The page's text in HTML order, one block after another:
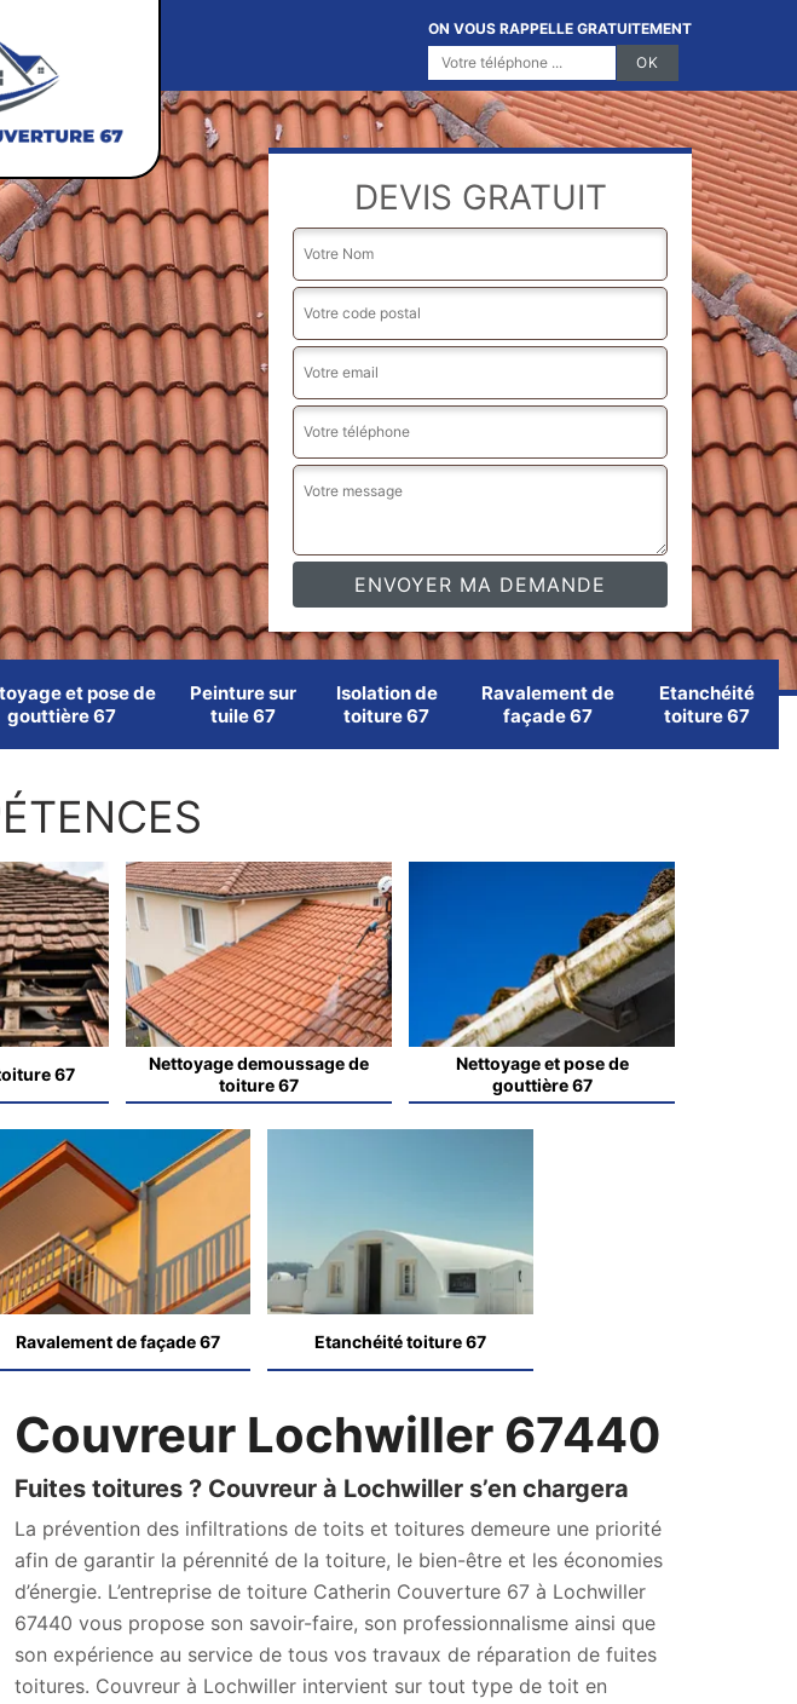
ON VOUS RAPPELLE GRATUITEMENT
DEVIS GRATUIT
et pose de
gouttière 67
Peinture sur
tuile 67
Isolation de
toiture 67
Ravalement de
façade 67
Etanchéité
toiture 67
67
Nettoyage demoussage de
toiture 67
Nettoyage et pose de
gouttière 67
Ravalement de façade 67 Etanchéité toiture 67
Couvreur Lochwiller 67440
Fuites toitures ? Couvreur à Lochwiller s’en chargera
La prévention des infiltrations de toits et toitures demeure une priorité
afin de garantir la pérennité de la toiture, le bien-être et les économies
d’énergie. L’entreprise de toiture Catherin Couverture 67 à Lochwiller
67440 vous propose son savoir-faire, son professionnalisme ainsi que
son expérience au service de tous vos travaux de réparation de fuites
toitures. Couvreur à Lochwiller intervient sur tout type de toit en